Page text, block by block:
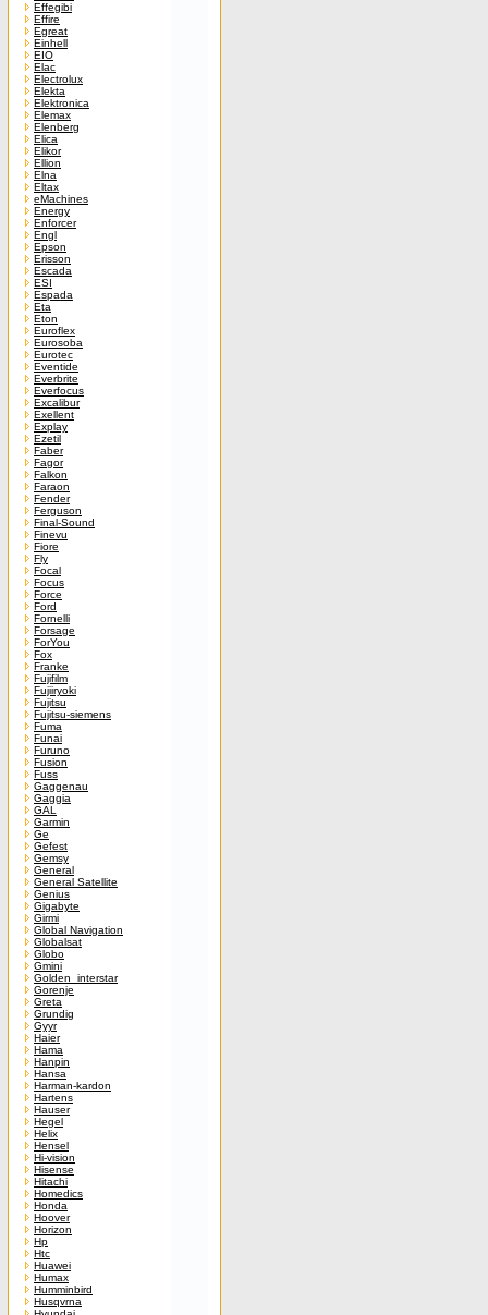
Effegibi
Effire
Egreat
Einhell
EIO
Elac
Electrolux
Elekta
Elektronica
Elemax
Elenberg
Elica
Elikor
Ellion
Elna
Eltax
eMachines
Energy
Enforcer
Engl
Epson
Erisson
Escada
ESI
Espada
Eta
Eton
Euroflex
Eurosoba
Eurotec
Eventide
Everbrite
Everfocus
Excalibur
Exellent
Explay
Ezetil
Faber
Fagor
Falkon
Faraon
Fender
Ferguson
Final-Sound
Finevu
Fiore
Fly
Focal
Focus
Force
Ford
Fornelli
Forsage
ForYou
Fox
Franke
Fujifilm
Fujiiryoki
Fujitsu
Fujitsu-siemens
Fuma
Funai
Furuno
Fusion
Fuss
Gaggenau
Gaggia
GAL
Garmin
Ge
Gefest
Gemsy
General
General Satellite
Genius
Gigabyte
Girmi
Global Navigation
Globalsat
Globo
Gmini
Golden_interstar
Gorenje
Greta
Grundig
Gyyr
Haier
Hama
Hanpin
Hansa
Harman-kardon
Hartens
Hauser
Hegel
Helix
Hensel
Hi-vision
Hisense
Hitachi
Homedics
Honda
Hoover
Horizon
Hp
Htc
Huawei
Humax
Humminbird
Husqvrna